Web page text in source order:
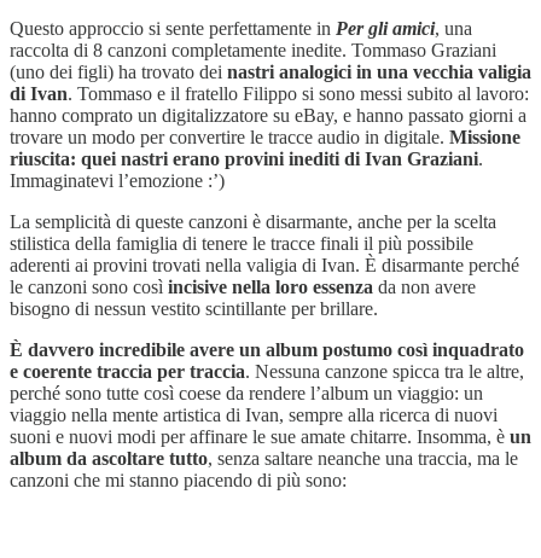
Questo approccio si sente perfettamente in Per gli amici, una
raccolta di 8 canzoni completamente inedite. Tommaso Graziani
(uno dei figli) ha trovato dei nastri analogici in una vecchia valigia
di Ivan. Tommaso e il fratello Filippo si sono messi subito al lavoro:
hanno comprato un digitalizzatore su eBay, e hanno passato giorni a
trovare un modo per convertire le tracce audio in digitale. Missione
riuscita: quei nastri erano provini inediti di Ivan Graziani.
Immaginatevi l’emozione :’)
La semplicità di queste canzoni è disarmante, anche per la scelta
stilistica della famiglia di tenere le tracce finali il più possibile
aderenti ai provini trovati nella valigia di Ivan. È disarmante perché
le canzoni sono così incisive nella loro essenza da non avere
bisogno di nessun vestito scintillante per brillare.
È davvero incredibile avere un album postumo così inquadrato
e coerente traccia per traccia. Nessuna canzone spicca tra le altre,
perché sono tutte così coese da rendere l’album un viaggio: un
viaggio nella mente artistica di Ivan, sempre alla ricerca di nuovi
suoni e nuovi modi per affinare le sue amate chitarre. Insomma, è un
album da ascoltare tutto, senza saltare neanche una traccia, ma le
canzoni che mi stanno piacendo di più sono: